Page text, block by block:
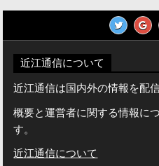
近江通信について
近江通信は国内外の情報を配
概要と運営者に関する情報に
す。
近江通信について